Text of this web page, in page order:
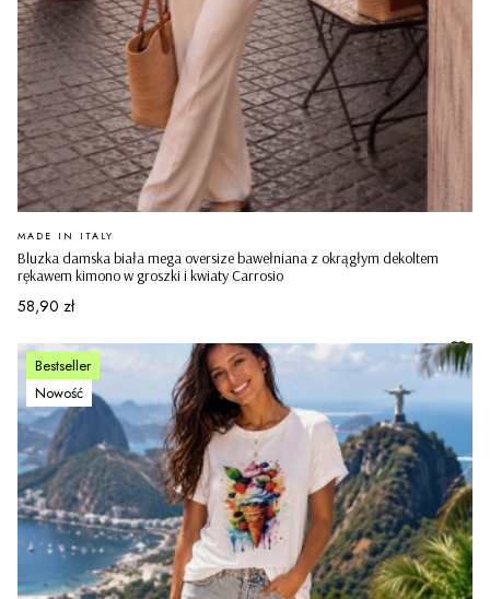
Bluzka damska biała mega oversize bawełniana z okrągłym dekoltem
rękawem kimono w groszki i kwiaty Carrosio
PRODUCENT
MADE IN ITALY
Cena
58,90 zł
Bestseller
Nowość